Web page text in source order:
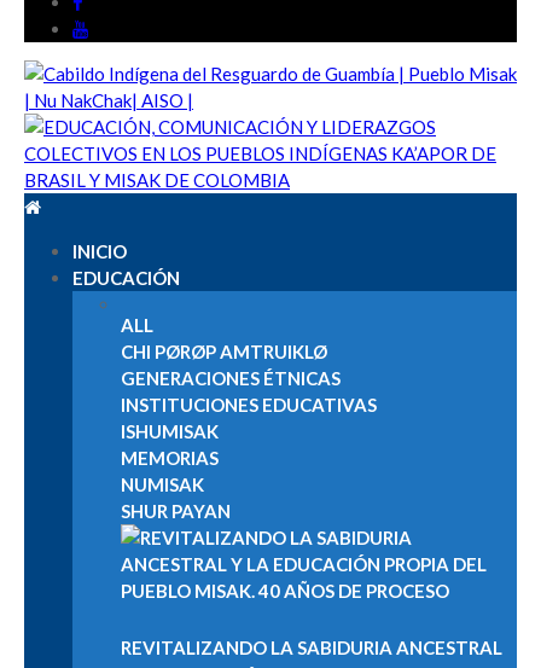
Cabildo Indígena del Resguardo de Guambía | Pueblo Misak |
Nu NakChak| AISO |
Cabildo Indígena Del Resguardo De Guambía, Pueblo Misak,
Territorio Pubén
INICIO
EDUCACIÓN
ALL
CHI PØRØP AMTRUIKLØ
GENERACIONES ÉTNICAS
INSTITUCIONES EDUCATIVAS
ISHUMISAK
MEMORIAS
NUMISAK
SHUR PAYAN
REVITALIZANDO LA SABIDURIA ANCESTRAL